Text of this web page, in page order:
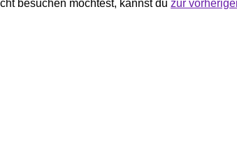
besuchen möchtest, kannst du zur